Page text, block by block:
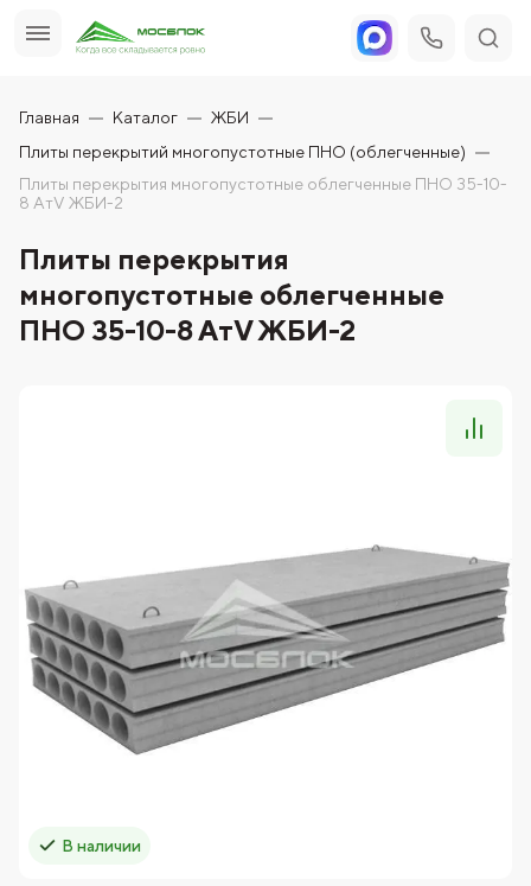
Главная Каталог
ЖБИ
Плиты перекрытий многопустотные ПНО (облегченные)
Плиты перекрытия многопустотные облегченные ПНО 35-10-
8 АтV ЖБИ-2
Плиты перекрытия
многопустотные облегченные
ПНО 35-10-8 АтV ЖБИ-2
В наличии